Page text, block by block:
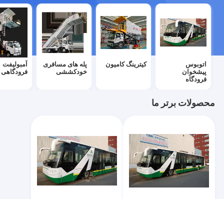
اتوبوس
پیشخوان
فرودگاه
کیترینگ کامیون
پله های مسافری
خودکششی
آمبولیفت
فرودگاهی
محصولات برتر ما